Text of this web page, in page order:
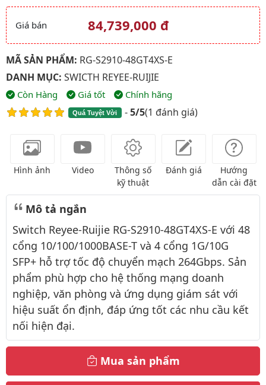
Giá và khuyến mãi
Giá bán 84,739,000 đ
MÃ SẢN PHẨM: RG-S2910-48GT4XS-E
DANH MỤC: SWICTH REYEE-RUIJIE
Còn Hàng Giá tốt Chính hãng
Quá Tuyệt Vời -5/5(1 đánh giá)
Hình ảnh Video
Thông số
kỹ thuật
Đánh giá
Hướng
dẫn cài đặt
Mô tả ngắn
Switch Reyee-Ruijie RG-S2910-48GT4XS-E với 48
cổng 10/100/1000BASE-T và 4 cổng 1G/10G
SFP+ hỗ trợ tốc độ chuyển mạch 264Gbps. Sản
phẩm phù hợp cho hệ thống mạng doanh
nghiệp, văn phòng và ứng dụng giám sát với
hiệu suất ổn định, đáp ứng tốt các nhu cầu kết
nối hiện đại.
Mua sản phẩm